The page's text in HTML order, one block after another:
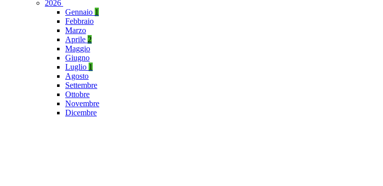
2026
Gennaio 1
Febbraio
Marzo
Aprile 2
Maggio
Giugno
Luglio 1
Agosto
Settembre
Ottobre
Novembre
Dicembre